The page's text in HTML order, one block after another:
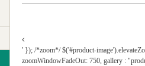
' }); /*zoom*/ $('#product-
zoomWindowFadeOut: 750, gallery :